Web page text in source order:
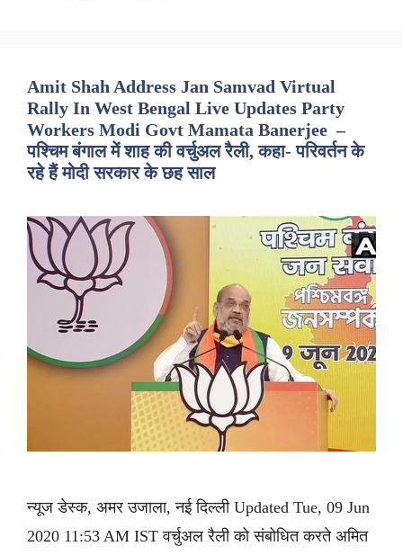
Amit Shah Address Jan Samvad Virtual
Rally In West Bengal Live Updates Party
Workers Modi Govt Mamata Banerjee –
पश्चिम बंगाल में शाह की वर्चुअल रैली, कहा- परिवर्तन के
रहे हैं मोदी सरकार के छह साल
न्यूज डेस्क, अमर उजाला, नई दिल्ली Updated Tue, 09 Jun
2020 11:53 AM IST वर्चुअल रैली को संबोधित करते अमित